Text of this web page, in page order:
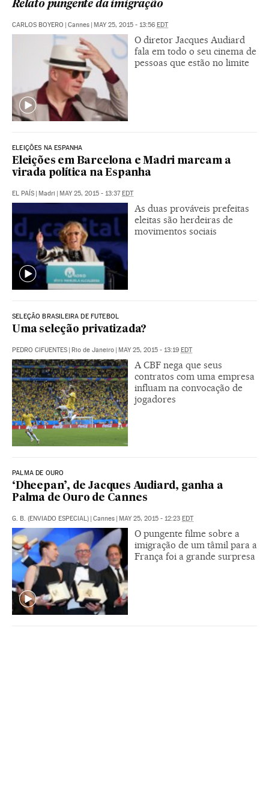
Relato pungente da imigração
CARLOS BOYERO | Cannes | MAY 25, 2015 - 13:56 EDT
O diretor Jacques Audiard
fala em todo o seu cinema de
pessoas que estão no limite
ELEIÇÕES NA ESPANHA
Eleições em Barcelona e Madri marcam a
virada política na Espanha
EL PAÍS | Madri | MAY 25, 2015 - 13:37EDT
As duas prováveis prefeitas
eleitas são herdeiras de
movimentos sociais
SELEÇÃO BRASILEIRA DE FUTEBOL
Uma seleção privatizada?
PEDRO CIFUENTES | Rio de Janeiro | MAY 25, 2015 - 13:19 EDT
A CBF nega que seus
contratos com uma empresa
influam na convocação de
jogadores
PALMA DE OURO
‘Dheepan’, de Jacques Audiard, ganha a
Palma de Ouro de Cannes
G. B. (ENVIADO ESPECIAL) | Cannes | MAY 25, 2015 - 12:23 EDT
O pungente filme sobre a
imigração de um tâmil para a
França foi a grande surpresa